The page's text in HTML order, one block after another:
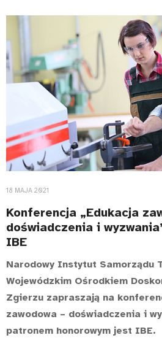
18 MAJA 2021
Konferencja „Edukacja
doświadczenia i
IBE
Narodowy Instytut Samorządu
Wojewódzkim Ośrodkiem
Zgierzu zapraszają na
zawodowa – doświadczenia i
patronem honorowym jest IBE.